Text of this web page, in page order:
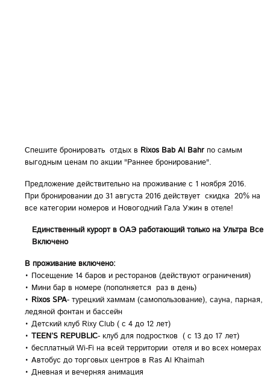
Спешите бронировать отдых в Rixos Bab Al Bahrпо самым
выгодным ценам по акции "Раннее бронирование".
Предложение действительно на проживание с 1 ноября 2016.
При бронировании до 31 августа 2016 действует скидка 20% на
все категории номеров и Новогодний Гала Ужин в отеле!
Единственный курорт в ОАЭ работающий только на Ультра Все
Включено
В проживание включено:
• Посещение 14 баров и ресторанов (действуют ограничения)
• Мини бар в номере (пополняется раз в день)
•
Rixos SPA- турецкий хаммам (самопользование), сауна, парная,
ледяной фонтан и бассейн
• Детский клуб Rixy Club ( с 4 до 12 лет)
•
TEEN’S REPUBLIC- клуб для подростков ( с 13 до 17 лет)
• бесплатный Wi-Fi на всей территории отеля и во всех номерах
• Автобус до торговых центров в Ras Al Khaimah
• Дневная и вечерняя анимация